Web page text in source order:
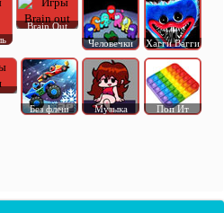
Brain Out
Человечки
Хагги Вагги
Без флеш
Музыка Поп Ит